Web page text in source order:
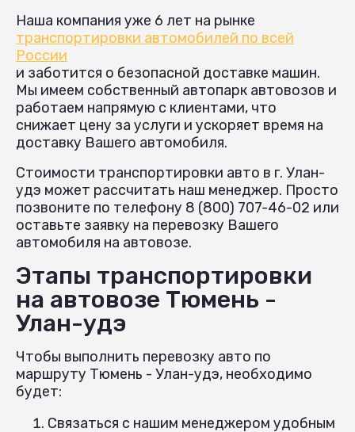
Наша компания уже 6 лет на рынке
транспортировки автомобилей по всей
России
и заботится о безопасной доставке машин.
Мы имеем собственный автопарк автовозов и
работаем напрямую с клиентами, что
снижает цену за услуги и ускоряет время на
доставку Вашего автомобиля.
Стоимости транспортировки авто в г. Улан-
удэ может рассчитать наш менеджер. Просто
позвоните по телефону 8 (800) 707-46-02 или
оставьте заявку на перевозку Вашего
автомобиля на автовозе.
Этапы транспортировки
на автовозе Тюмень -
Улан-удэ
Чтобы выполнить перевозку авто по
маршруту Тюмень - Улан-удэ, необходимо
будет:
Связаться с нашим менеджером удобным